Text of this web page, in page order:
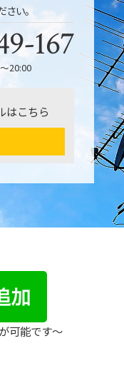
い。
167
20:00
はこちら
可能です〜